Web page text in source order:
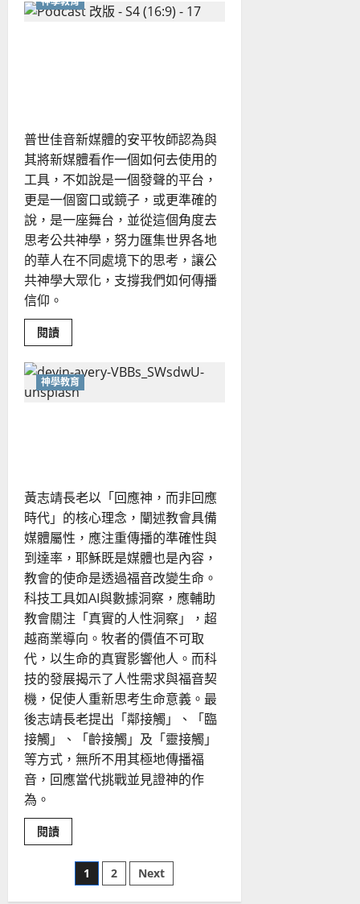
華
人
普世佳音新媒體的安平牧師認為與
其將新媒體看作一個如何去使用的
工具，不如說是一個發聲的平台，
更是一個窗口或鏡子，或更準確的
說，是一座舞台，並從這個角度去
思考公共神學，努力匯集世界各地
的華人在不同處境下的思考，讓公
共神學大眾化，支撐我們如何傳播
信仰。
閱讀Read
more
新
媒
體
的
何
正
面
看
待
與
建
構
公
共
神
學？
神學教育
黃志靖長老以「回應神，而非回應
時代」的核心理念，闡述教會具備
媒體屬性，應注重傳播的準確性與
到達率，耶穌既是媒體也是內容，
教會的使命是透過福音改變生命。
科技工具如AI與數據洞察，應輔助
教會關注「真實的人性洞察」，超
越商業導向。牧者的價值不可取
代，以生命的真實影響他人。而科
技的發展揭示了人性需求與福音契
機，促使人重新思考生命意義。最
後志靖長老提出「鄰接觸」、「臨
接觸」、「齡接觸」及「靈接觸」
等方式，無所不用其極地傳播福
音，回應當代挑戰並見證神的作
為。
閱讀Read
more
拿
文
1 2 Next